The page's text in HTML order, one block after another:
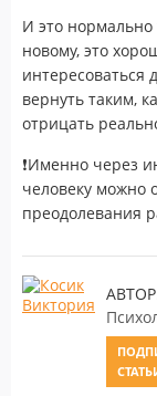
И это нормально
новому, это
интересоваться
вернуть таким,
отрицать
❗️Именно через
человеку можно
преодолевания